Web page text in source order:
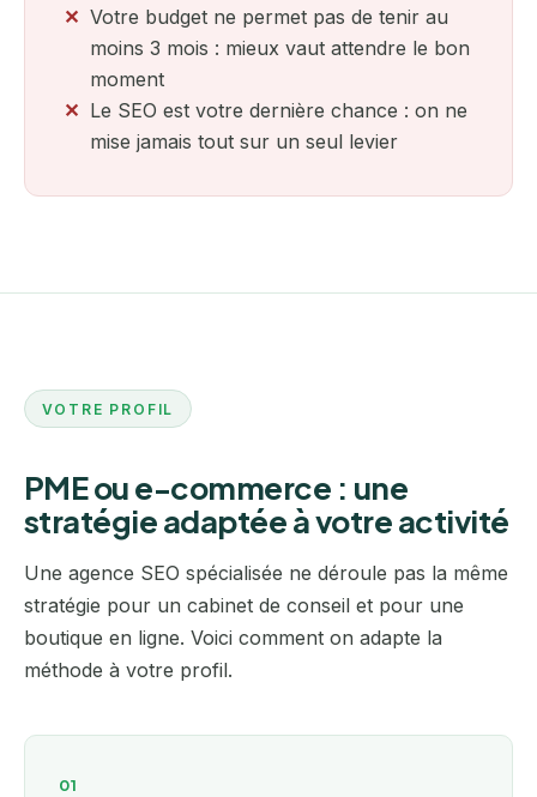
Votre budget ne permet pas de tenir au
moins 3 mois : mieux vaut attendre le bon
moment
Le SEO est votre dernière chance : on ne
mise jamais tout sur un seul levier
VOTRE PROFIL
PME ou e-commerce : une
stratégie adaptée à votre activité
Une agence SEO spécialisée ne déroule pas la même
stratégie pour un cabinet de conseil et pour une
boutique en ligne. Voici comment on adapte la
méthode à votre profil.
01